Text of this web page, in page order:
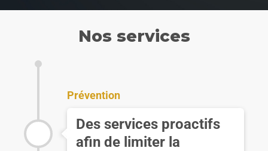
Nos services
Prévention
Des services proactifs
afin de limiter la